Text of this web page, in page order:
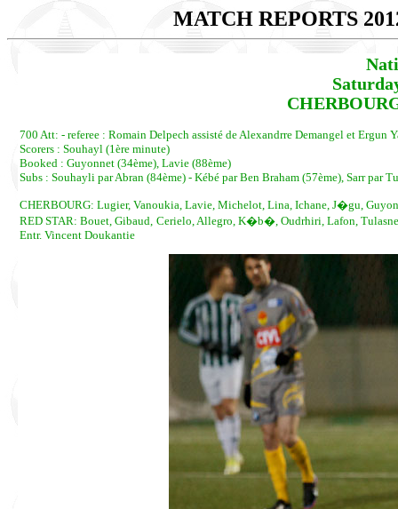
MATCH REPORTS
700 Att: - referee : Romain Delpech assisté de Alexandrre Demangel et Ergun
Scorers : Souhayl (1ère minute)
Booked : Guyonnet (34ème), Lavie (88ème)
Subs : Souhayli par Abran (84ème) - Kébé par Ben Braham (57ème), Sarr par
CHERBOURG: Lugier, Vanoukia, Lavie, Michelot, Lina, Ichane, J�gu,
RED STAR: Bouet, Gibaud, Cerielo, Allegro, K�b�, Oudrhiri, Lafon,
Entr. Vincent Doukantie